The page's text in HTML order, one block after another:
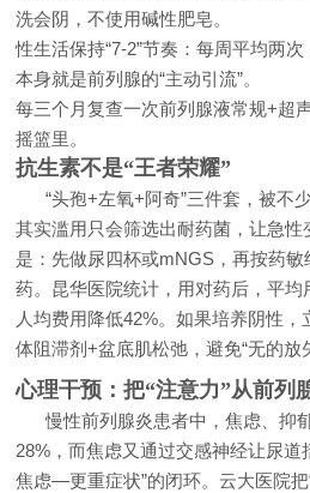
洗会阴，不使用碱性肥皂。
性生活保持“7-2”节奏：每周平均两
本身就是前列腺的“主动引流”。
每三个月复查一次前列腺液常规+超
摇篮里。
抗生素不是“王者荣耀”
“头孢+左氧+阿奇”三件套，被不
其实滥用只会筛选出耐药菌，让急
是：先做尿四杯或mNGS，再按药敏
药。昆华医院统计，用对药后，平均
人均费用降低42%。如果培养阴性
体阻滞剂+盆底肌松弛，避免“无的放矢
心理干预：把“注意力”从前列
慢性前列腺炎患者中，焦虑、抑
28%，而焦虑又通过交感神经让尿
焦虑—更重症状”的闭环。云大医院